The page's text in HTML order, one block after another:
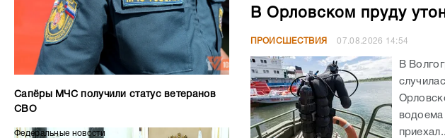
Сапёры МЧС получили статус ветеранов
СВО
Федеральные новости
В Орловском пруду
ПРОИСШЕСТВИЯ 07.08.2026 14:54
В